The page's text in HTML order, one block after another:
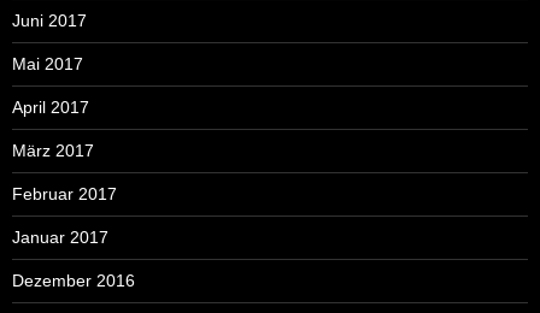
Juni 2017
Mai 2017
April 2017
März 2017
Februar 2017
Januar 2017
Dezember 2016